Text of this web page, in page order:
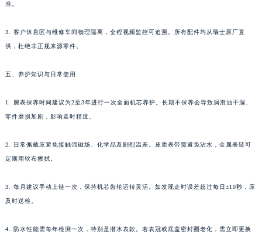
准。
3. 客户休息区与维修车间物理隔离，全程视频监控可追溯。所有配件均从瑞士原厂直
供，杜绝非正规来源零件。
五、养护知识与日常使用
1. 腕表保养时间建议为2至3年进行一次全面机芯养护。长期不保养会导致润滑油干涸、
零件磨损加剧，影响走时精度。
2. 日常佩戴应避免接触强磁场、化学品及剧烈温差。皮质表带需避免沾水，金属表链可
定期用软布擦拭。
3. 每月建议手动上链一次，保持机芯齿轮运转灵活。如发现走时误差超过每日±10秒，应
及时送检。
4. 防水性能需每年检测一次，特别是潜水表款。若表冠或底盖密封圈老化，需立即更换